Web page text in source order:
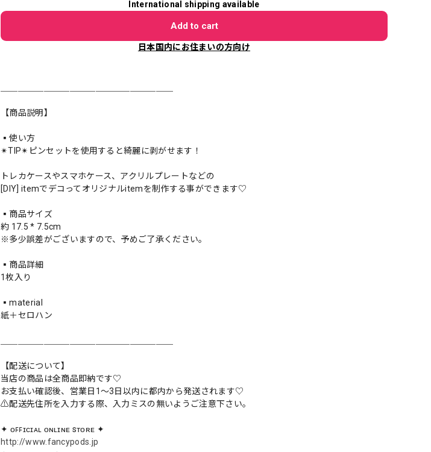
International shipping available
Add to cart
日本国内にお住まいの方向け
【商品説明】
▪️使い方
✴︎TIP✴︎ピンセットを使用すると綺麗に剥がせます！
トレカケースやスマホケース、アクリルプレートなどの
[DIY] itemでデコってオリジナルitemを制作する事ができます♡
▪️商品サイズ
約 17.5 * 7.5cm
※多少誤差がございますので、予めご了承ください。
▪️商品詳細
1枚入り
▪️material
紙＋セロハン
【配送について】
当店の商品は全商品即納です♡︎
お支払い確認後、営業日1〜3日以内に都内から発送されます♡
⚠︎配送先住所を入力する際、入力ミスの無いようご注意下さい。
✦ ᴏꜰꜰɪᴄɪᴀʟ ᴏɴʟɪɴᴇ sᴛᴏʀᴇ ✦
http://www.fancypods.jp